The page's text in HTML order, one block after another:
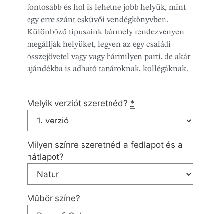
fontosabb és hol is lehetne jobb helyük, mint
egy erre szánt esküvői vendégkönyvben.
Különböző típusaink bármely rendezvényen
megállják helyüket, legyen az egy családi
összejövetel vagy vagy bármilyen parti, de akár
ajándékba is adható tanároknak, kollégáknak.
Melyik verziót szeretnéd? *
Milyen színre szeretnéd a fedlapot és a
hátlapot?
Műbőr színe?